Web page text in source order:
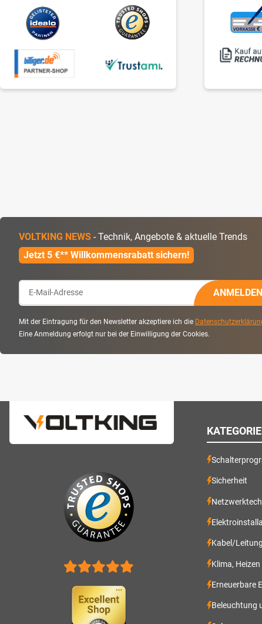
VOLTKING NEWS - Technik, Angebote & aktuelle Trends
Jetzt 5 €** Willkommensrabatt sichern!
ANMELDEN
Mit der Eintragung für den Newsletter akzeptiere ich die
Eine Anmeldung erfolgt nur bei der Einwilligung der Cookies.
Sicherheit
Kabel/
Klima,
Erneuerbare
Beleuchtung